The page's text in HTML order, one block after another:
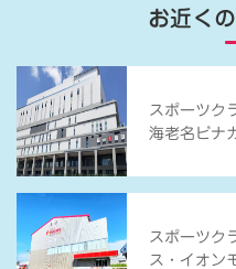
お近く
スポーツク
海老名ビナ
スポーツク
ス・イオン